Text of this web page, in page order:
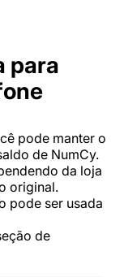
para
pode manter o
de NumCy.
da loja
original.
pode ser usada
de